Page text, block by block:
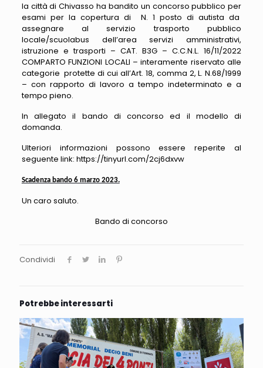
la città di Chivasso ha bandito un concorso pubblico per
esami per la copertura di N. 1 posto di autista da
assegnare al servizio trasporto pubblico
locale/scuolabus dell’area servizi amministrativi,
istruzione e trasporti – CAT. B3G – C.C.N.L. 16/11/2022
COMPARTO FUNZIONI LOCALI – interamente riservato alle
categorie protette di cui all’Art. 18, comma 2, L. N.68/1999
– con rapporto di lavoro a tempo indeterminato e a
tempo pieno.
In allegato il bando di concorso ed il modello di
domanda.
Ulteriori informazioni possono essere reperite al
seguente link: https://tinyurl.com/2cj6dxvw
Scadenza bando 6 marzo 2023.
Un caro saluto.
Bando di concorso
Condividi
Potrebbe interessarti